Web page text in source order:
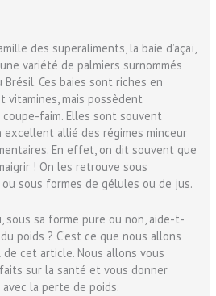
des superaliments, la baie d’açaï,
variété de palmiers surnommés
Ces baies sont riches en
vitamines, mais possèdent
faim. Elles sont souvent
allié des régimes minceur
En effet, on dit souvent que
! On les retrouve sous
sous formes de gélules ou de jus.
sous sa forme pure ou non, aide-t-
poids ? C’est ce que nous allons
cet article. Nous allons vous
sur la santé et vous donner
la perte de poids.